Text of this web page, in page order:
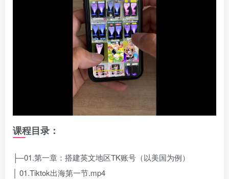
课程目录：
├─01.第一章：搭建英文地区TK账号（以美国为例）
│ 01.Tiktok出海第一节.mp4